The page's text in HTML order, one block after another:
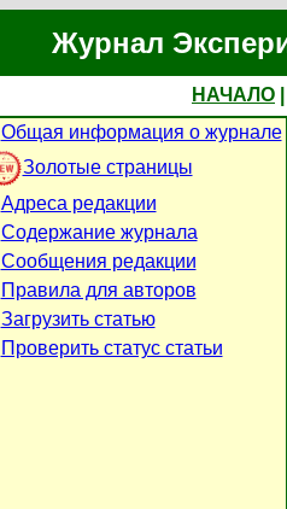
Журнал
НАЧАЛО
Общая информация о журнале
Золотые страницы
Адреса редакции
Содержание журнала
Сообщения редакции
Правила для авторов
Загрузить статью
Проверить статус статьи